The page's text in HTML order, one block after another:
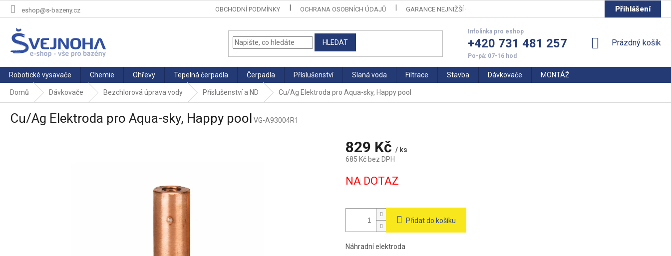
Přejít
eshop@s-bazeny.cz OBCHODNÍ PODMÍNKY OCHRANA OSOBNÍCH ÚDAJŮ GARANCE NEJNIŽŠÍ CENY Přihlášení
HLEDAT +420 731 481 257
NÁKUPNÍ
Prázdný košík
Robotické vysavače Chemie Ohřevy Tepelná čerpadla Čerpadla Příslušenství Slaná voda Filtrace Stavba Dávkovače MONTÁŽ
Domů Dávkovače Bezchlorová úprava vody Příslušenství a ND Cu/Ag Elektroda pro Aqua-sky, Happy pool
Cu/Ag Elektroda pro Aqua-sky, Happy pool VG-A93004R1
829 Kč / ks
685 Kč bez DPH
cena:
NA DOTAZ
Přidat do košíku
Náhradní elektroda